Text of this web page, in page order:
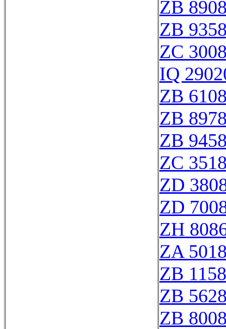
ZB
ZB
ZC
IQ
ZB
ZB
ZB
ZC
ZD
ZD
ZH
ZA
ZB
ZB
ZB